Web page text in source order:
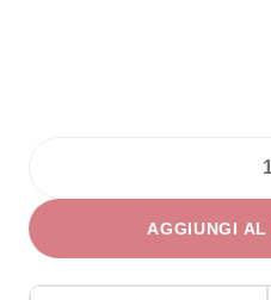
AGGIUNGI AL